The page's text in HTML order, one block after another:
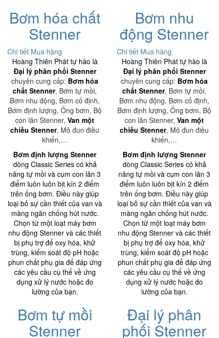
Bơm hóa chất
Stenner
Chi tiết Mua hàng
Bơm nhu
động Stenner
Chi tiết Mua hàng
Hoàng Thiên Phát tự hào là
Đại lý phân phối Stenner
chuyên cung cấp: Bơm hóa
chất Stenner, Bơm tự mồi,
Bơm nhu động, Bơm cố định,
Bơm định lượng, Ống bơm, Bộ
con lăn Stenner, Van một
chiều Stenner, Mô đun điều
khiển,…
Bơm định lượng Stenner
dòng Classic Series có khả
năng tự mồi và cụm con lăn 3
điểm luôn luôn bịt kín 2 điểm
trên ống bơm. Điều này giúp
loại bỏ sự cần thiết của van và
màng ngăn chống hút nước.
Chọn từ một loạt máy bơm
nhu động Stenner và các thiết
bị phụ trợ để oxy hóa, khử
trùng, kiểm soát độ pH hoặc
phun chất phụ gia để đáp ứng
các yêu cầu cụ thể về ứng
dụng xử lý nước hoặc đo
lường của bạn.
Bơm tự mồi
Stenner
Hoàng Thiên Phát tự hào là
Đại lý phân phối Stenner
chuyên cung cấp: Bơm hóa
chất Stenner, Bơm tự mồi,
Bơm nhu động, Bơm cố định,
Bơm định lượng, Ống bơm, Bộ
con lăn Stenner, Van một
chiều Stenner, Mô đun điều
khiển,…
Bơm định lượng Stenner
dòng Classic Series có khả
năng tự mồi và cụm con lăn 3
điểm luôn luôn bịt kín 2 điểm
trên ống bơm. Điều này giúp
loại bỏ sự cần thiết của van và
màng ngăn chống hút nước.
Chọn từ một loạt máy bơm
nhu động Stenner và các thiết
bị phụ trợ để oxy hóa, khử
trùng, kiểm soát độ pH hoặc
phun chất phụ gia để đáp ứng
các yêu cầu cụ thể về ứng
dụng xử lý nước hoặc đo
lường của bạn.
Đại lý phân
phối Stenner